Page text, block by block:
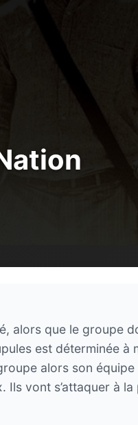
alors que le groupe
est déterminée à
alors son
vont s’attaquer à la